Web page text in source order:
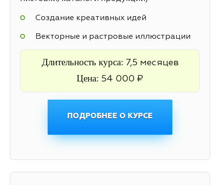
Создание креативных идей
Векторные и растровые иллюстрации
Длительность курса: 7,5 месяцев
Цена: 54 000 ₽
ПОДРОБНЕЕ О КУРСЕ